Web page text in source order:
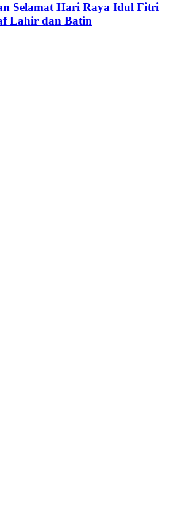
Selamat Hari Raya Idul Fitri
Lahir dan Batin